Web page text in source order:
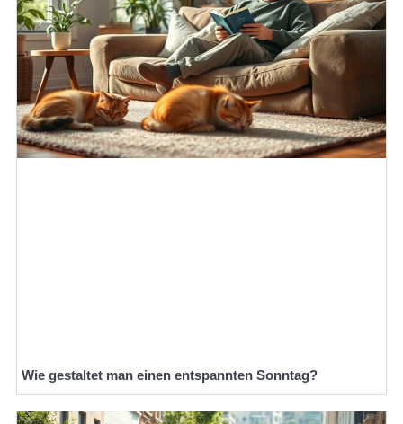
Wie gestaltet man einen entspannten Sonntag?